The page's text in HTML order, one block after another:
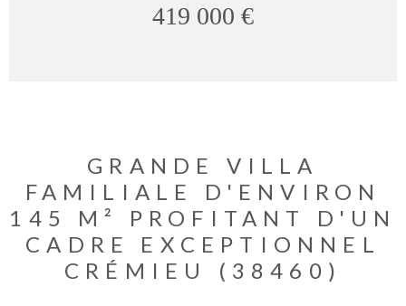
419 000 €
GRANDE VILLA
FAMILIALE D'ENVIRON
145 M² PROFITANT D'UN
CADRE EXCEPTIONNEL
CRÉMIEU (38460)